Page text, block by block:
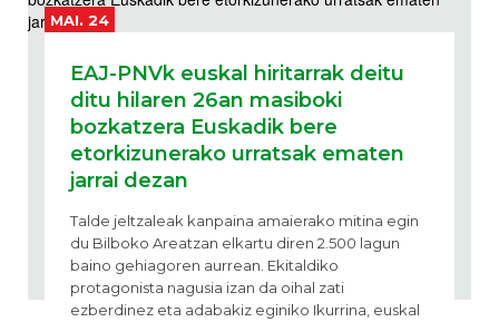
MAI. 24
EAJ-PNVk euskal hiritarrak deitu
ditu hilaren 26an masiboki
bozkatzera Euskadik bere
etorkizunerako urratsak ematen
jarrai dezan
Talde jeltzaleak kanpaina amaierako mitina egin
du Bilboko Areatzan elkartu diren 2.500 lagun
baino gehiagoren aurrean. Ekitaldiko
protagonista nagusia izan da oihal zati
ezberdinez eta adabakiz eginiko Ikurrina, euskal